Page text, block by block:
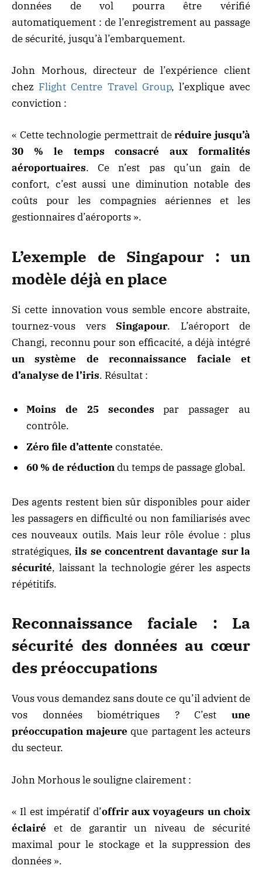
données de vol pourra être vérifié
automatiquement : de l’enregistrement au passage
de sécurité, jusqu’à l’embarquement.
John Morhous, directeur de l’expérience client
chez Flight Centre Travel Group, l’explique avec
conviction :
« Cette technologie permettrait deréduire jusqu’à
30 % le temps consacré aux formalités
aéroportuaires. Ce n’est pas qu’un gain de
confort, c’est aussi une diminution notable des
coûts pour les compagnies aériennes et les
gestionnaires d’aéroports ».
L’exemple de Singapour : un
modèle déjà en place
Si cette innovation vous semble encore abstraite,
tournez-vous vers Singapour. L’aéroport de
Changi, reconnu pour son efficacité, a déjà intégré
un système de reconnaissance faciale et
d’analyse de l’iris. Résultat :
Moins de 25 secondes par passager au
contrôle.
Zéro file d’attente constatée.
60 % de réductiondu temps de passage global.
Des agents restent bien sûr disponibles pour aider
les passagers en difficulté ou non familiarisés avec
ces nouveaux outils. Mais leur rôle évolue : plus
stratégiques,ils se concentrent davantage sur la
sécurité, laissant la technologie gérer les aspects
répétitifs.
Reconnaissance faciale : La
sécurité des données au cœur
des préoccupations
Vous vous demandez sans doute ce qu’il advient de
vos données biométriques ? C’est une
préoccupation majeure que partagent les acteurs
du secteur.
John Morhous le souligne clairement :
« Il est impératif d’offrir aux voyageurs un choix
éclairé et de garantir un niveau de sécurité
maximal pour le stockage et la suppression des
données ».